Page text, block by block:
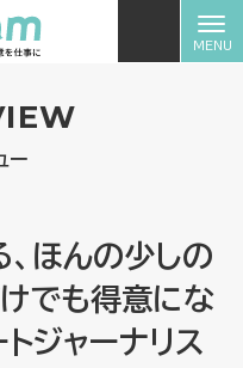
ー
、ほんの少しの
でも得意にな
ジャーナリス